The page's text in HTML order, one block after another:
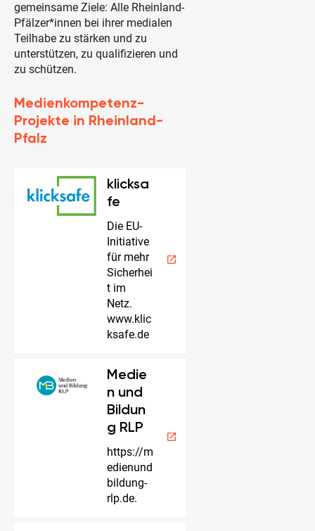
gemeinsame Ziele: Alle Rheinland-
Pfälzer*innen bei ihrer medialen
Teilhabe zu stärken und zu
unterstützen, zu qualifizieren und
zu schützen.
Medienkompetenz-
Projekte in Rheinland-
Pfalz
klicksa
fe
Die EU-
Initiative
für mehr
Sicherhei
t im
Netz.
www.klic
ksafe.de
open_in_new
Medie
n und
Bildun
g RLP
https://m
edienund
bildung-
rlp.de.
open_in_new